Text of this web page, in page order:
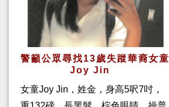
警籲公眾尋找13歲失蹤華裔女童
Joy Jin
女童Joy Jin，姓金，身高5呎7吋，